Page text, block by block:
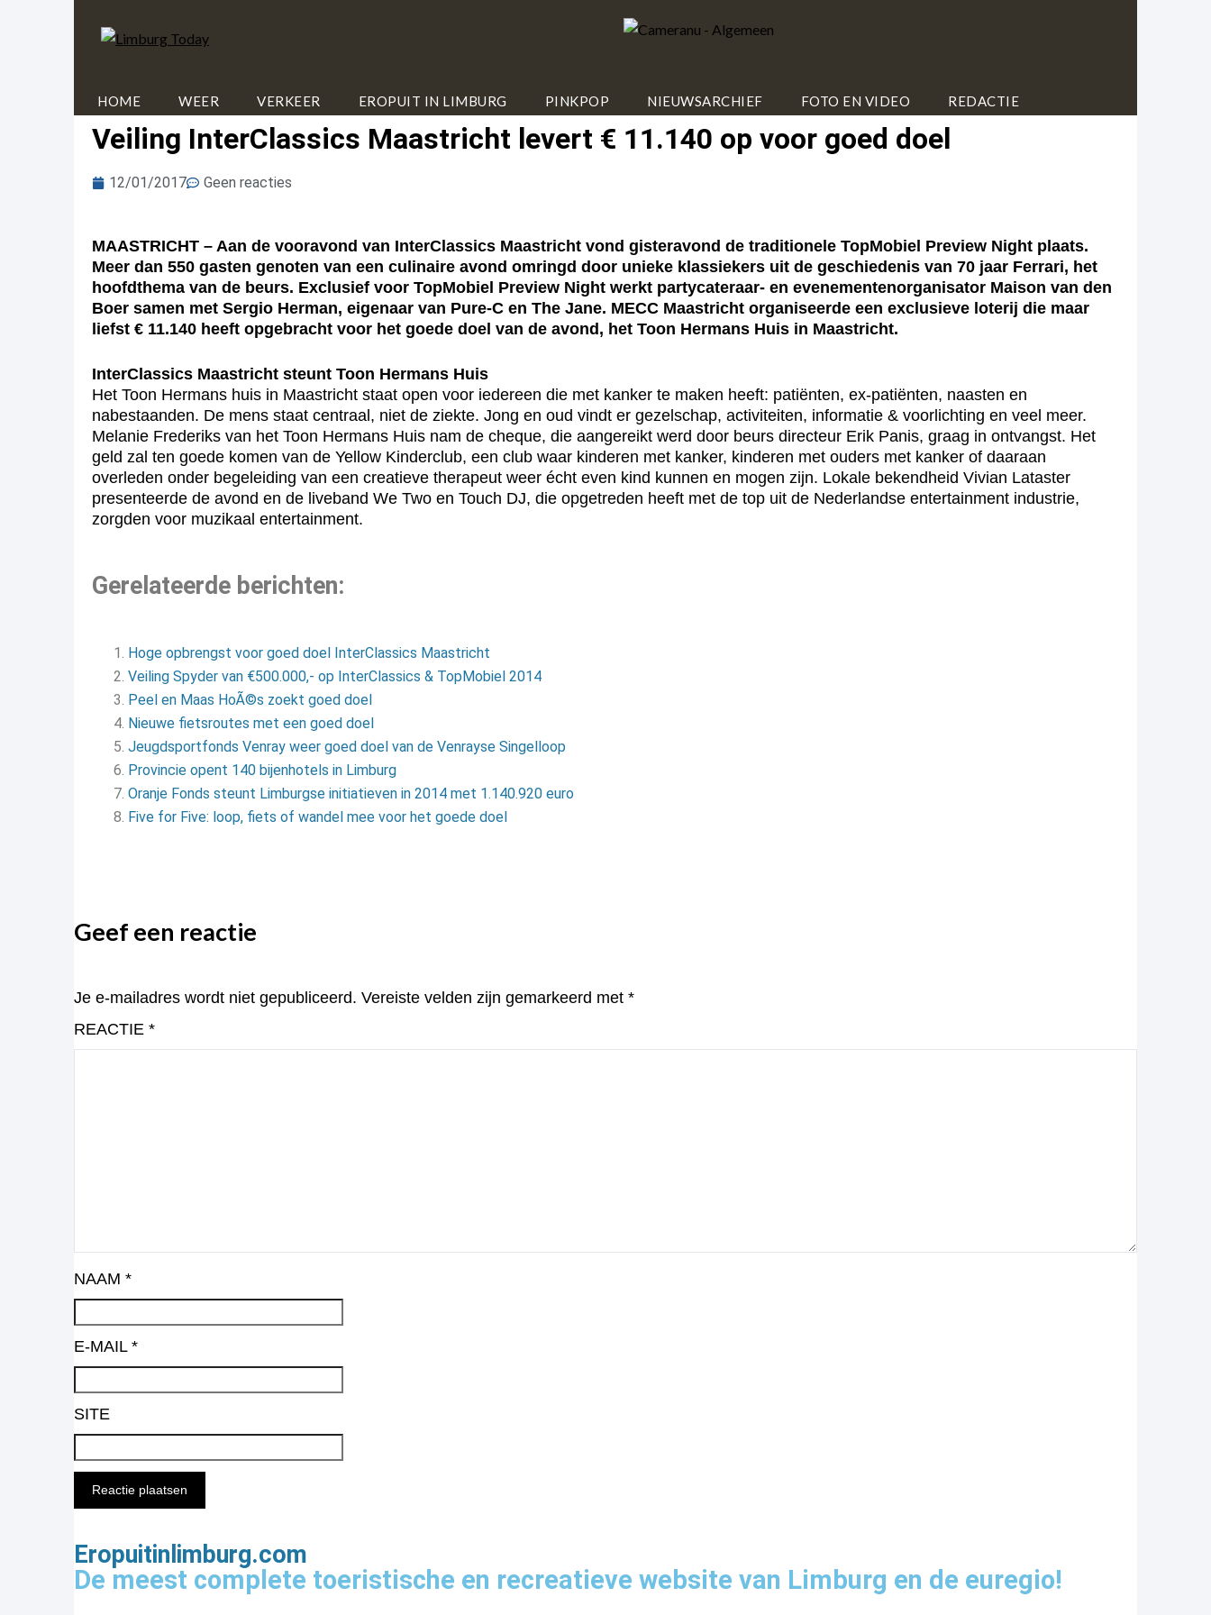
HOME WEER VERKEER EROPUIT IN LIMBURG PINKPOP NIEUWSARCHIEF FOTO EN VIDEO REDACTIE
Veiling InterClassics Maastricht levert € 11.140 op voor goed doel
12/01/2017 Geen reacties
MAASTRICHT – Aan de vooravond van InterClassics Maastricht vond gisteravond de traditionele TopMobiel Preview Night plaats.
Meer dan 550 gasten genoten van een culinaire avond omringd door unieke klassiekers uit de geschiedenis van 70 jaar Ferrari, het
hoofdthema van de beurs. Exclusief voor TopMobiel Preview Night werkt partycateraar- en evenementenorganisator Maison van den
Boer samen met Sergio Herman, eigenaar van Pure-C en The Jane. MECC Maastricht organiseerde een exclusieve loterij die maar
liefst € 11.140 heeft opgebracht voor het goede doel van de avond, het Toon Hermans Huis in Maastricht.
InterClassics Maastricht steunt Toon Hermans Huis
Het Toon Hermans huis in Maastricht staat open voor iedereen die met kanker te maken heeft: patiënten, ex-patiënten, naasten en
nabestaanden. De mens staat centraal, niet de ziekte. Jong en oud vindt er gezelschap, activiteiten, informatie & voorlichting en veel meer.
Melanie Frederiks van het Toon Hermans Huis nam de cheque, die aangereikt werd door beurs directeur Erik Panis, graag in ontvangst. Het
geld zal ten goede komen van de Yellow Kinderclub, een club waar kinderen met kanker, kinderen met ouders met kanker of daaraan
overleden onder begeleiding van een creatieve therapeut weer écht even kind kunnen en mogen zijn. Lokale bekendheid Vivian Lataster
presenteerde de avond en de liveband We Two en Touch DJ, die opgetreden heeft met de top uit de Nederlandse entertainment industrie,
zorgden voor muzikaal entertainment.
Gerelateerde berichten:
Hoge opbrengst voor goed doel InterClassics Maastricht
Veiling Spyder van €500.000,- op InterClassics & TopMobiel 2014
Peel en Maas HoÃ©s zoekt goed doel
Nieuwe fietsroutes met een goed doel
Jeugdsportfonds Venray weer goed doel van de Venrayse Singelloop
Provincie opent 140 bijenhotels in Limburg
Oranje Fonds steunt Limburgse initiatieven in 2014 met 1.140.920 euro
Five for Five: loop, fiets of wandel mee voor het goede doel
Geef een reactie
Je e-mailadres wordt niet gepubliceerd. Vereiste velden zijn gemarkeerd met *
REACTIE *
NAAM *
E-MAIL *
SITE
Eropuitinlimburg.com
De meest complete toeristische en recreatieve website van Limburg en de euregio!